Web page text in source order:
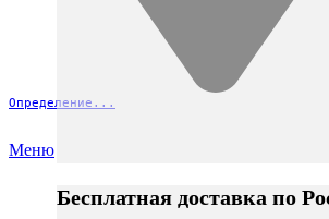
Определение...
Меню
Бесплатная доставка по